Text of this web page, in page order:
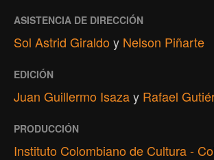
ASISTENCIA DE DIRECCIÓN
Sol Astrid Giraldoy Nelson Piñarte
EDICIÓN
Juan Guillermo Isazay Rafael
PRODUCCIÓN
Instituto Colombiano de Cultura -